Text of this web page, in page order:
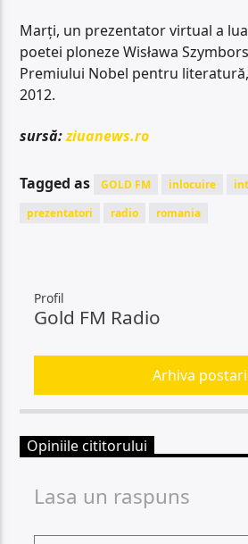
Marți, un prezentator virtual a
poetei ploneze Wisława
Premiului Nobel pentru
2012.
sursă:ziuanews.ro
Tagged as GOLD FM inlocuire
prezentatori
radio romania
Profil
Gold FM Radio
Arhiva postari
Opiniile cititorului
Lasa un raspuns